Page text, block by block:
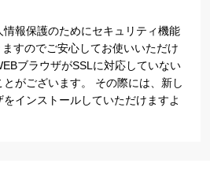
報保護のためにセキュリティ機能
ますのでご安心してお使いいただけ
ブラウザがSSLに対応していない
がございます。 その際には、新し
インストールしていただけますよ